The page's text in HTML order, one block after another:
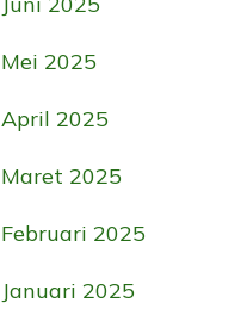
Mei 2025
April 2025
Maret 2025
Februari 2025
Januari 2025